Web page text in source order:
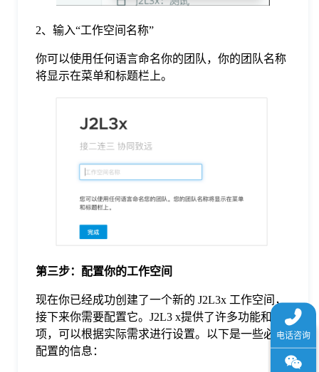
2、输入“工作空间名称”
你可以使用任何语言命名你的团队，你的团队名称
将显示在菜单和标题栏上。
第三步：配置你的工作空间
现在你已经成功创建了一个新的 J2L3x 工作空间，
接下来你需要配置它。J2L3 x提供了许多功能和选
项，可以根据实际需求进行设置。以下是一些必须
配置的信息：